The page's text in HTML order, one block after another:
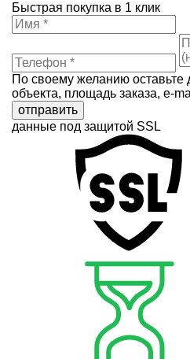
Быстрая покупка в 1 клик
По своему желанию оставьте
объекта, площадь заказа, e-
отправить
данные под защитой SSL